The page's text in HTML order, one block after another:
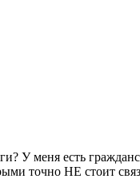
У меня есть
точно НЕ стоит